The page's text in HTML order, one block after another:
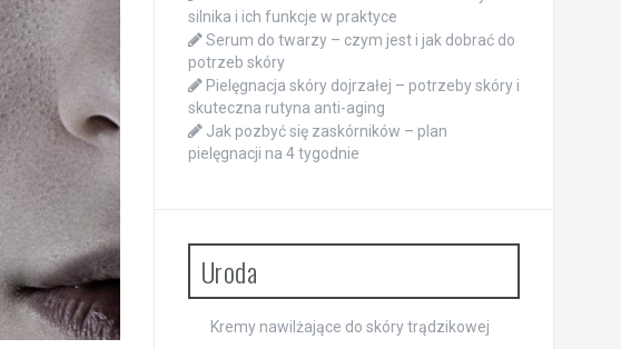
silnika i ich funkcje w praktyce
Serum do twarzy – czym jest i jak dobrać do
potrzeb skóry
Pielęgnacja skóry dojrzałej – potrzeby skóry i
skuteczna rutyna anti-aging
Jak pozbyć się zaskórników – plan
pielęgnacji na 4 tygodnie
Uroda
Kremy nawilżające do skóry trądzikowej